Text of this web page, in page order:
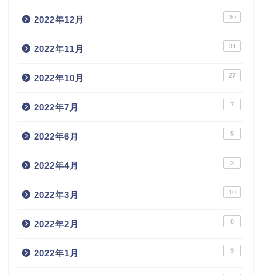
2022年12月 30
2022年11月 31
2022年10月 27
2022年7月 7
2022年6月 5
2022年4月 3
2022年3月 10
2022年2月 8
2022年1月 9